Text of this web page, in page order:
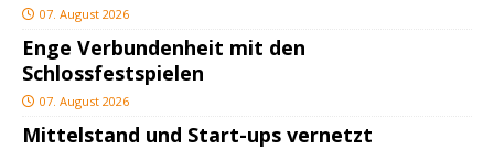
07. August 2026
Enge Verbundenheit mit den
Schlossfestspielen
07. August 2026
Mittelstand und Start-ups vernetzt